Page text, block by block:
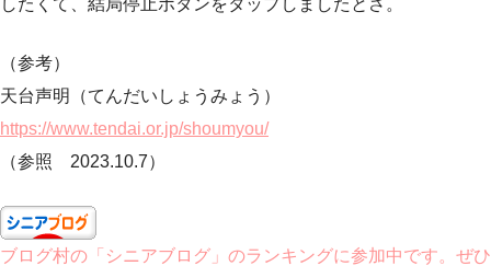
したくて、結局停止ボタンをタップしましたとさ。
（参考）
天台声明（てんだいしょうみょう）
https://www.tendai.or.jp/shoumyou/
（参照 2023.10.7）
ブログ村の「シニアブログ」のランキングに参加中です。ぜひ